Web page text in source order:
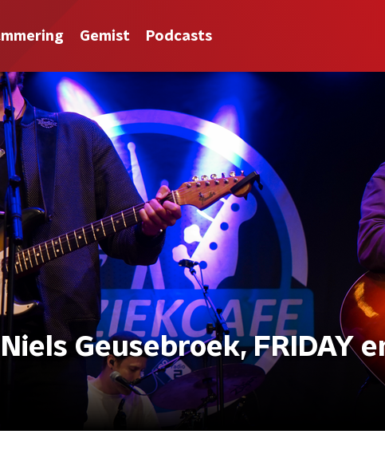
Gemist Podcasts
Geusebroek, FRIDAY